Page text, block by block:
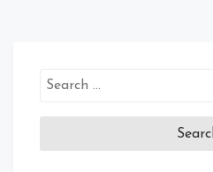
Search